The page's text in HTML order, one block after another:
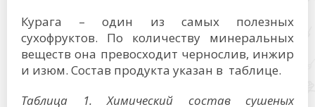
Курага – один из самых полезных
сухофруктов. По количеству минеральных
веществ она превосходит чернослив, инжир
и изюм. Состав продукта указан в таблице.
Таблица 1. Химический состав сушеных